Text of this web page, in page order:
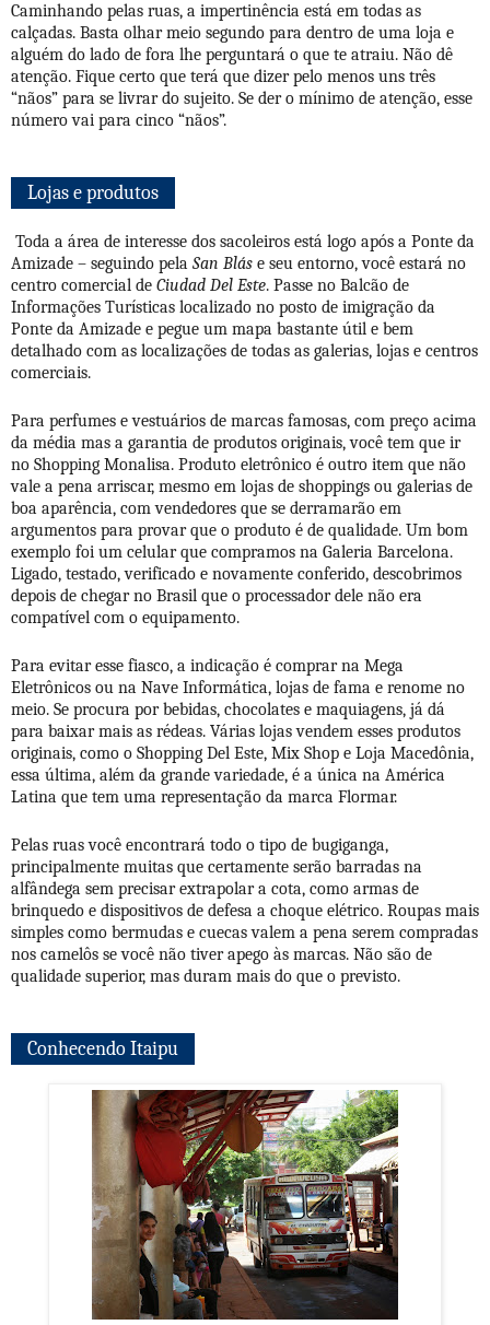
Caminhando pelas ruas, a impertinência está em todas as
calçadas. Basta olhar meio segundo para dentro de uma loja e
alguém do lado de fora lhe perguntará o que te atraiu. Não dê
atenção. Fique certo que terá que dizer pelo menos uns três
“nãos” para se livrar do sujeito. Se der o mínimo de atenção, esse
número vai para cinco “nãos”.
Lojas e produtos
Toda a área de interesse dos sacoleiros está logo após a Ponte da
Amizade – seguindo pela San Blás e seu entorno, você estará no
centro comercial de Ciudad Del Este. Passe no Balcão de
Informações Turísticas localizado no posto de imigração da
Ponte da Amizade e pegue um mapa bastante útil e bem
detalhado com as localizações de todas as galerias, lojas e centros
comerciais.
Para perfumes e vestuários de marcas famosas, com preço acima
da média mas a garantia de produtos originais, você tem que ir
no Shopping Monalisa. Produto eletrônico é outro item que não
vale a pena arriscar, mesmo em lojas de shoppings ou galerias de
boa aparência, com vendedores que se derramarão em
argumentos para provar que o produto é de qualidade. Um bom
exemplo foi um celular que compramos na Galeria Barcelona.
Ligado, testado, verificado e novamente conferido, descobrimos
depois de chegar no Brasil que o processador dele não era
compatível com o equipamento.
Para evitar esse fiasco, a indicação é comprar na Mega
Eletrônicos ou na Nave Informática, lojas de fama e renome no
meio. Se procura por bebidas, chocolates e maquiagens, já dá
para baixar mais as rédeas. Várias lojas vendem esses produtos
originais, como o Shopping Del Este, Mix Shop e Loja Macedônia,
essa última, além da grande variedade, é a única na América
Latina que tem uma representação da marca Flormar.
Pelas ruas você encontrará todo o tipo de bugiganga,
principalmente muitas que certamente serão barradas na
alfândega sem precisar extrapolar a cota, como armas de
brinquedo e dispositivos de defesa a choque elétrico. Roupas mais
simples como bermudas e cuecas valem a pena serem compradas
nos camelôs se você não tiver apego às marcas. Não são de
qualidade superior, mas duram mais do que o previsto.
Conhecendo Itaipu